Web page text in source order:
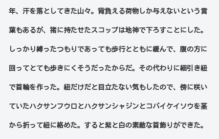
年、汗を落としてきた山々。背負える荷物しか与えないという言
葉もあるが、猪に持たせたスコップは地神で下ろすことにした。
しっかり縛ったつもりであっても歩行とともに緩んで、腹の方に
回ってとても歩きにくそうだったからだ。その代わりに細引き紐
で首輪を作った。紐だけだと目立たない気もしたので、傍に咲い
ていたハクサンフウロとハクサンシャジンとコバイケイソウを茎
から折って紐に絡めた。すると紫と白の素敵な首飾りができた。